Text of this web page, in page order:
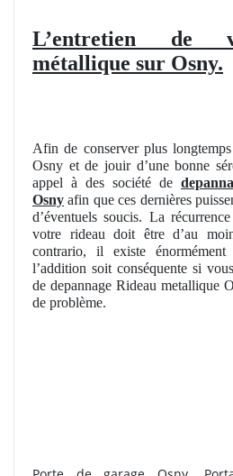
L’entretien de
métallique sur Osny.
Afin de conserver plus
Osny et de jouir d’une bonne
appel à des société de
Osny afin que ces dernières
d’éventuels soucis. La
votre rideau doit être d’au
contrario, il existe
l’addition soit conséquente si
de depannage Rideau metallique
de problème.